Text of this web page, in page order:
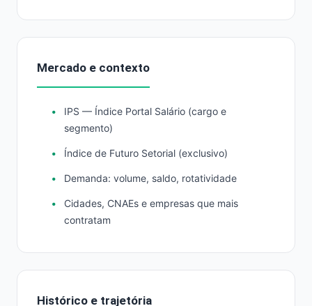
Mercado e contexto
IPS — Índice Portal Salário (cargo e
segmento)
Índice de Futuro Setorial (exclusivo)
Demanda: volume, saldo, rotatividade
Cidades, CNAEs e empresas que mais
contratam
Histórico e trajetória